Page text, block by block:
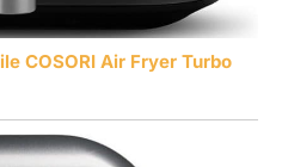
COSORI Air Fryer Turbo